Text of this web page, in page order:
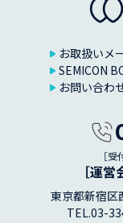
お取扱いメ
SEMICON
お問い合わ
［受
［運
東京都新宿区
TEL.03-